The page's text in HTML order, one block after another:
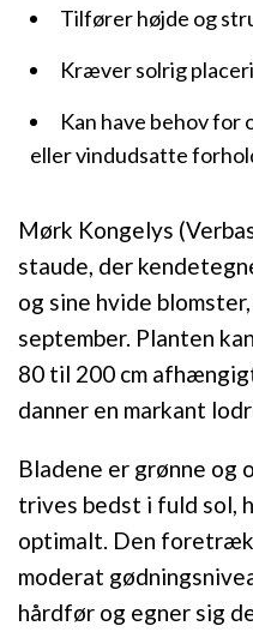
Mørk Kongelys
staude, der
og sine hvide
september. Planten
80 til 200 cm
danner en markant
Bladene er grønne og
trives bedst i fuld sol,
optimalt. Den
moderat
hårdfør og egner sig
Tilfører højde og
Kræver solrig
Kan have behov
eller vindudsatte